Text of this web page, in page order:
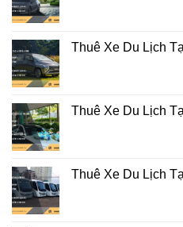
Thuê Xe Du Lịch
Thuê Xe Du Lịch
Thuê Xe Du Lịch